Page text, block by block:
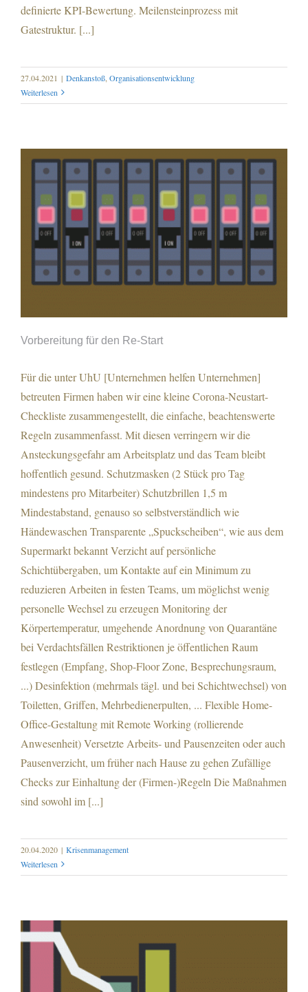
definierte KPI-Bewertung. Meilensteinprozess mit
Gatestruktur. [...]
27.04.2021 | Denkanstoß Organisationsentwicklung
Weiterlesen
Vorbereitung für den Re-Start
Vorbereitung für den Re-Start
Für die unter UhU [Unternehmen helfen Unternehmen]
betreuten Firmen haben wir eine kleine Corona-Neustart-
Checkliste zusammengestellt, die einfache, beachtenswerte
Regeln zusammenfasst. Mit diesen verringern wir die
Ansteckungsgefahr am Arbeitsplatz und das Team bleibt
hoffentlich gesund. Schutzmasken (2 Stück pro Tag
mindestens pro Mitarbeiter) Schutzbrillen 1,5 m
Mindestabstand, genauso so selbstverständlich wie
Händewaschen Transparente „Spuckscheiben“, wie aus dem
Supermarkt bekannt Verzicht auf persönliche
Schichtübergaben, um Kontakte auf ein Minimum zu
reduzieren Arbeiten in festen Teams, um möglichst wenig
personelle Wechsel zu erzeugen Monitoring der
Körpertemperatur, umgehende Anordnung von Quarantäne
bei Verdachtsfällen Restriktionen je öffentlichen Raum
festlegen (Empfang, Shop-Floor Zone, Besprechungsraum,
...) Desinfektion (mehrmals tägl. und bei Schichtwechsel) von
Toiletten, Griffen, Mehrbedienerpulten, ... Flexible Home-
Office-Gestaltung mit Remote Working (rollierende
Anwesenheit) Versetzte Arbeits- und Pausenzeiten oder auch
Pausenverzicht, um früher nach Hause zu gehen Zufällige
Checks zur Einhaltung der (Firmen-)Regeln Die Maßnahmen
sind sowohl im [...]
20.04.2020 | Krisenmanagement
Weiterlesen